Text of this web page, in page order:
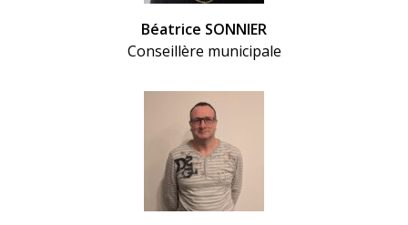
Béatrice SONNIER
Conseillère municipale